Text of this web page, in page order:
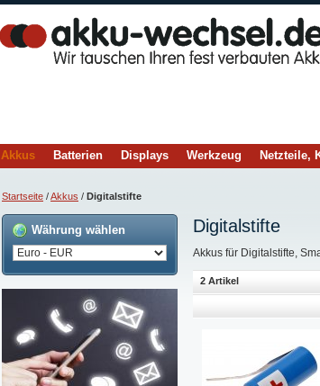
Akkus Batterien Displays Werkzeug Netzteile,
Startseite /Akkus / Digitalstifte
Digitalstifte
Akkus für Digitalstifte,
2 Artikel
Währung wählen